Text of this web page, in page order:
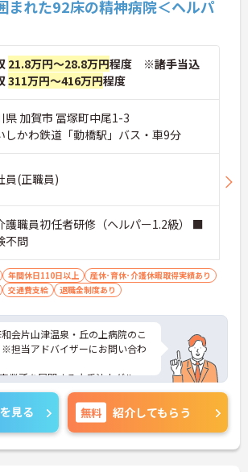
まれた92床の精神病院＜ヘルパ
21.8万円～28.8万円程度 ※諸手当込
311万円～416万円程度
県 加賀市 冨塚町中尾1-3
しかわ鉄道「動橋駅」バス・車9分
員(正職員)
職員初任者研修（ヘルパー1.2級） ■
不問
年間休日110日以上
産休･育休･介護休暇取得実績あり
交通費支給 退職金制度あり
和会片山津温泉・丘の上病院のこ
※担当アドバイザーにお問い合わ
業所を展開する大手法人グルー
きな母体のため福利厚生が充実
環境です！
化した病院です！重度の方のデ
神科について深く学べる環境で
見る 無料 紹介してもらう